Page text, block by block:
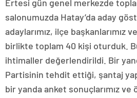
Ertesi gün genel merkezde
salonumuzda Hatay’da aday
adaylarımız, ilçe başkanlarımız
birlikte toplam 40 kişi oturduk.
ihtimaller değerlendirildi. Bir
Partisinin tehdit ettiği, şantaj
bir yanda anket sonuçlarımız